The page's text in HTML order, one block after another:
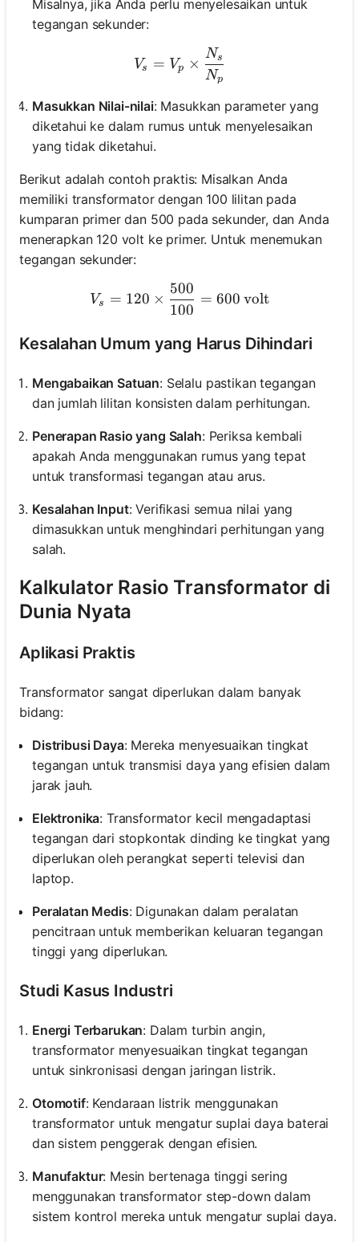
Misalnya, jika Anda perlu menyelesaikan untuk
tegangan sekunder:
V_s = V_p \times
Vs = Vp ×
Np
Ns
Masukkan Nilai-nilai: Masukkan parameter yang
diketahui ke dalam rumus untuk menyelesaikan
yang tidak diketahui.
Berikut adalah contoh praktis: Misalkan Anda
memiliki transformator dengan 100 lilitan pada
kumparan primer dan 500 pada sekunder, dan Anda
menerapkan 120 volt ke primer. Untuk menemukan
tegangan sekunder:
V_s = 120 \times
Vs = 120 ×
100
500
= 600 volt
Kesalahan Umum yang Harus Dihindari
Mengabaikan Satuan: Selalu pastikan tegangan
dan jumlah lilitan konsisten dalam perhitungan.
Penerapan Rasio yang Salah: Periksa kembali
apakah Anda menggunakan rumus yang tepat
untuk transformasi tegangan atau arus.
Kesalahan Input: Verifikasi semua nilai yang
dimasukkan untuk menghindari perhitungan yang
salah.
Kalkulator Rasio Transformator di
Dunia Nyata
Aplikasi Praktis
Transformator sangat diperlukan dalam banyak
bidang:
Distribusi Daya: Mereka menyesuaikan tingkat
tegangan untuk transmisi daya yang efisien dalam
jarak jauh.
Elektronika: Transformator kecil mengadaptasi
tegangan dari stopkontak dinding ke tingkat yang
diperlukan oleh perangkat seperti televisi dan
laptop.
Peralatan Medis: Digunakan dalam peralatan
pencitraan untuk memberikan keluaran tegangan
tinggi yang diperlukan.
Studi Kasus Industri
Energi Terbarukan: Dalam turbin angin,
transformator menyesuaikan tingkat tegangan
untuk sinkronisasi dengan jaringan listrik.
Otomotif: Kendaraan listrik menggunakan
transformator untuk mengatur suplai daya baterai
dan sistem penggerak dengan efisien.
Manufaktur: Mesin bertenaga tinggi sering
menggunakan transformator step-down dalam
sistem kontrol mereka untuk mengatur suplai daya.